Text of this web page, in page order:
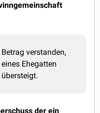
verstanden,
Ehegatten
der ein